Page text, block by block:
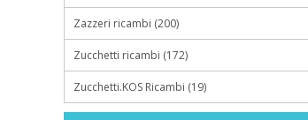
Zazzeri ricambi (200)
Zucchetti ricambi (172)
Zucchetti.KOS Ricambi (19)